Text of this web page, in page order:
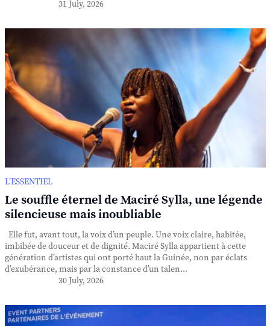
31 July, 2026
L’ESSENTIEL
Le souffle éternel de Maciré Sylla, une légende
silencieuse mais inoubliable
Elle fut, avant tout, la voix d’un peuple. Une voix claire, habitée,
imbibée de douceur et de dignité. Maciré Sylla appartient à cette
génération d’artistes qui ont porté haut la Guinée, non par éclats
d’exubérance, mais par la constance d’un talen...
30 July, 2026